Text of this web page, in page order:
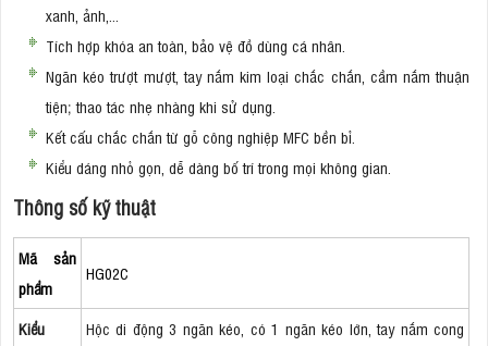
xanh, ảnh,...
Tích hợp khóa an toàn, bảo vệ đồ dùng cá nhân.
Ngăn kéo trượt mượt, tay nắm kim loại chắc chắn, cầm nắm thuận
tiện; thao tác nhẹ nhàng khi sử dụng.
Kết cấu chắc chắn từ gỗ công nghiệp MFC bền bỉ.
Kiểu dáng nhỏ gọn, dễ dàng bố trí trong mọi không gian.
Thông số kỹ thuật
Mã sản
phẩm
HG02C
Kiểu
Hộc di động 3 ngăn kéo, có 1 ngăn kéo lớn, tay nắm cong